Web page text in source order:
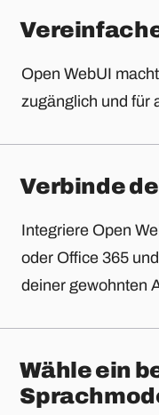
Open WebUI
zugänglich und für
Verbinde
Integriere Open
oder Office 365
deiner gewohnten
Wähle ein